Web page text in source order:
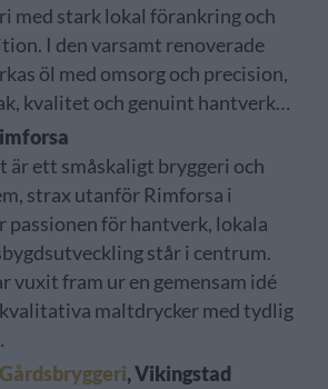
med stark lokal förankring och
I den varsamt renoverade
öl med omsorg och precision,
kvalitet och genuint hantverk…
är ett småskaligt bryggeri och
strax utanför Rimforsa i
passionen för hantverk, lokala
står i centrum.
vuxit fram ur en gemensam idé
maltdrycker med tydlig
, Vikingstad